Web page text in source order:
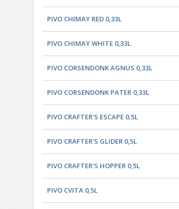
PIVO CHIMAY RED 0,33L
PIVO CHIMAY WHITE 0,33L
PIVO CORSENDONK AGNUS 0,33L
PIVO CORSENDONK PATER 0,33L
PIVO CRAFTER'S ESCAPE 0,5L
PIVO CRAFTER'S GLIDER 0,5L
PIVO CRAFTER'S HOPPER 0,5L
PIVO CVITA 0,5L